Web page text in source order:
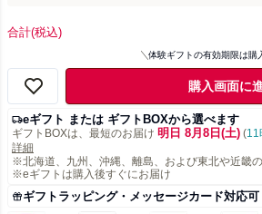
合計(税込)
体験ギフトの有効期限は購
購入画面に
eギフト または ギフトBOXから選べます
ギフトBOXは、最短のお届け 明日 8月8日(土) (11
詳細
※北海道、九州、沖縄、離島、および東北や近畿
※eギフトは購入後すぐにお届け
ギフトラッピング・メッセージカード対応可